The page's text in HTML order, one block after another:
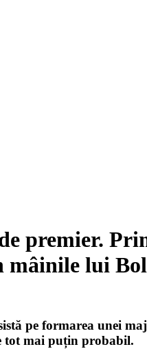
premier.
mâinile lui
pe formarea unei
tot mai puțin probabil.